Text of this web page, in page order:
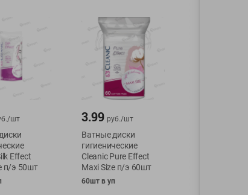
шт
Effect
п/э 50шт
3.99 руб./шт
Ватные диски
гигиенические
Cleanic Pure Effect
Maxi Size п/э 60шт
60шт в уп